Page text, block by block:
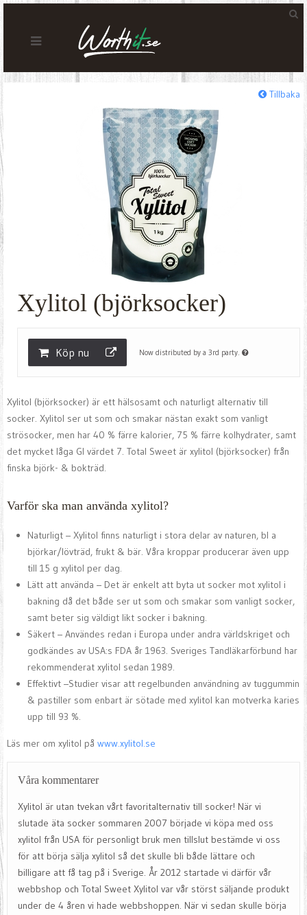
Tillbaka
Xylitol (björksocker)
Köp nu Now distributed by a 3rd party.
Xylitol (björksocker) är ett hälsosamt och naturligt alternativ till
socker. Xylitol ser ut som och smakar nästan exakt som vanligt
strösocker, men har 40 % färre kalorier, 75 % färre kolhydrater, samt
det mycket låga GI värdet 7. Total Sweet är xylitol (björksocker) från
finska björk- & bokträd.
Varför ska man använda xylitol?
Naturligt – Xylitol finns naturligt i stora delar av naturen, bl a
björkar/lövträd, frukt & bär. Våra kroppar producerar även upp
till 15 g xylitol per dag.
Lätt att använda – Det är enkelt att byta ut socker mot xylitol i
bakning då det både ser ut som och smakar som vanligt socker,
samt beter sig väldigt likt socker i bakning.
Säkert – Användes redan i Europa under andra världskriget och
godkändes av USA:s FDA år 1963. Sveriges Tandläkarförbund har
rekommenderat xylitol sedan 1989.
Effektivt –Studier visar att regelbunden användning av tuggummin
& pastiller som enbart är sötade med xylitol kan motverka karies
upp till 93 %.
Läs mer om xylitol på www.xylitol.se
Våra kommentarer
Xylitol är utan tvekan vårt favoritalternativ till socker! När vi
slutade äta socker sommaren 2007 började vi köpa med oss
xylitol från USA för personligt bruk men tillslut bestämde vi oss
för att börja sälja xylitol så det skulle bli både lättare och
billigare att få tag på i Sverige. År 2012 startade vi därför vår
webbshop och Total Sweet Xylitol var vår störst säljande produkt
under de 4 åren vi hade webbshoppen. När vi sedan skulle börja